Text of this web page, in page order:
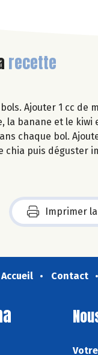
recette
Ajouter 1 cc de
la banane et le kiwi
chaque bol.
chia puis déguster
Imprimer
Accueil Contact